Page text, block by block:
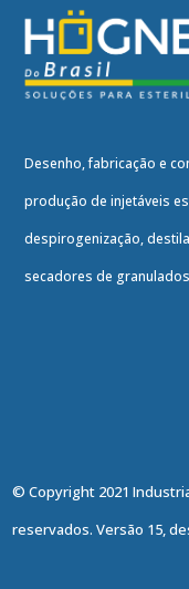
Desenho, fabricação e
produção de injetáveis
despirogenização,
secadores de
© Copyright 2021
reservados. Versão 15,